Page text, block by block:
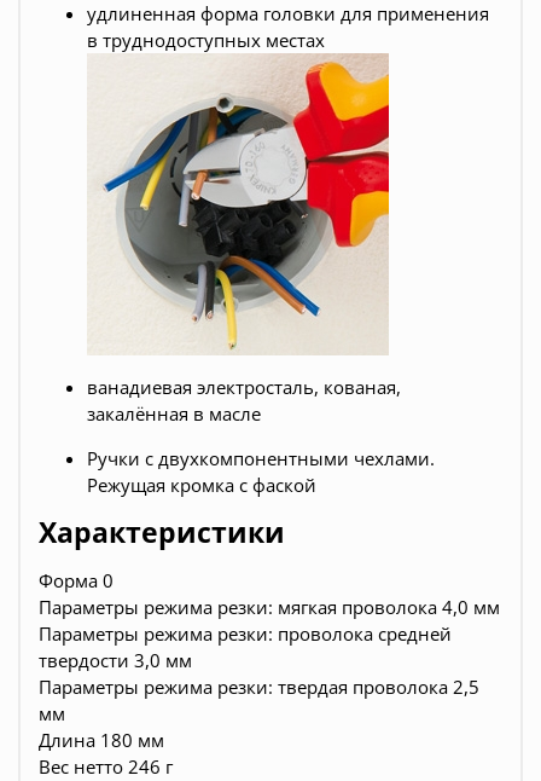
удлиненная форма головки для применения
в труднодоступных местах
ванадиевая электросталь, кованая,
закалённая в масле
Ручки с двухкомпонентными чехлами.
Режущая кромка с фаской
Характеристики
Форма 0
Параметры режима резки: мягкая проволока 4,0 мм
Параметры режима резки: проволока средней
твердости 3,0 мм
Параметры режима резки: твердая проволока 2,5
мм
Длина 180 мм
Вес нетто 246 г